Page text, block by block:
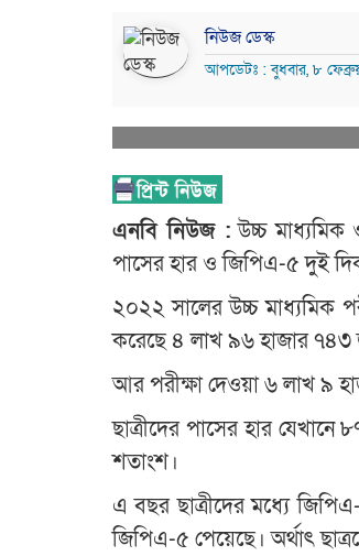
নিউজ ডেস্ক
আপডেটঃ : বুধবার, ৮
এনবি নিউজ : উচ্চ মাধ্যমিক
পাসের হার ও জিপিএ-৫ দুই
২০২২ সালের উচ্চ মাধ্যমিক
করেছে ৪ লাখ ৯৬ হাজার ৭৪৩
আর পরীক্ষা দেওয়া ৬ লাখ ৯
ছাত্রীদের পাসের হার
শতাংশ।
এ বছর ছাত্রীদের মধ্যে
জিপিএ-৫ পেয়েছে। অর্থাৎ